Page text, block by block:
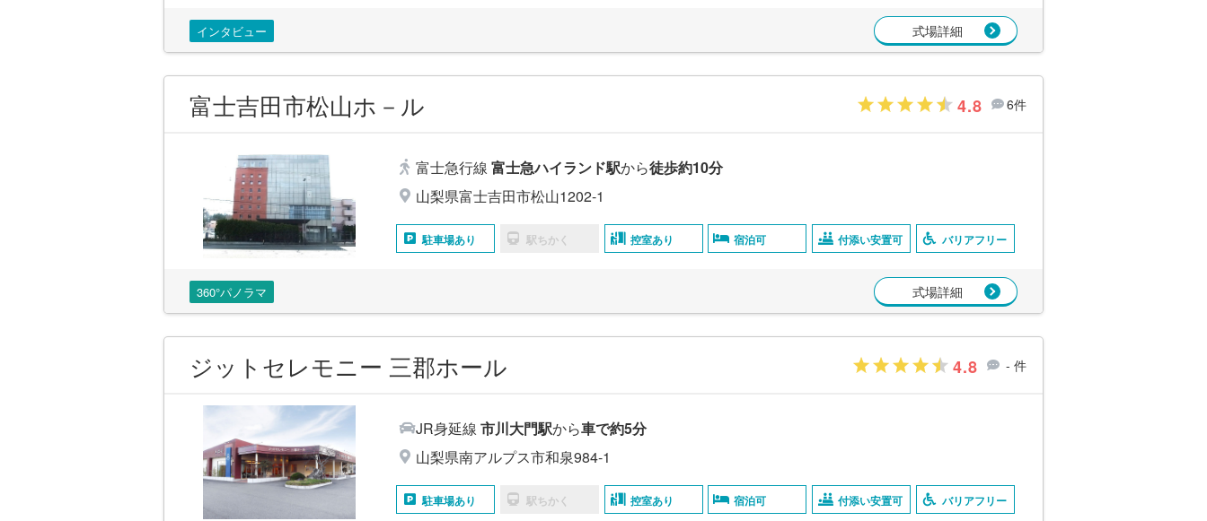
インタビュー 式場詳細
富士吉田市松山ホ－ル 4.8 6件
富士急行線 富士急ハイランド駅から徒歩約10分
山梨県富士吉田市松山1202-1
駐車場あり 駅ちかく 控室あり 宿泊可 付添い安置可 バリアフリー
360°パノラマ 式場詳細
ジットセレモニー 三郡ホール 4.8 - 件
JR身延線 市川大門駅から車で約5分
山梨県南アルプス市和泉984-1
駐車場あり 駅ちかく 控室あり 宿泊可 付添い安置可 バリアフリー